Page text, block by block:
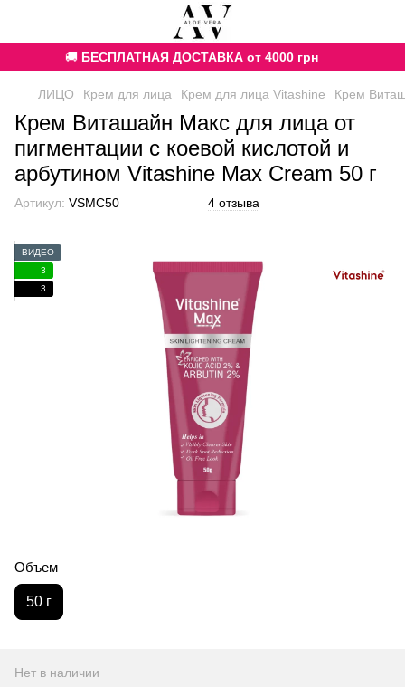
🚚 БЕСПЛАТНАЯ ДОСТАВКА от 4000 грн
ЛИЦО Крем для лица Крем для лица Vitashine Крем
Крем Виташайн Макс для лица от
пигментации с коевой кислотой и
арбутином Vitashine Max Cream 50 г
Артикул: VSMC50 4 отзыва
ВИДЕО
3
3
Объем
50 г
Нет в наличии